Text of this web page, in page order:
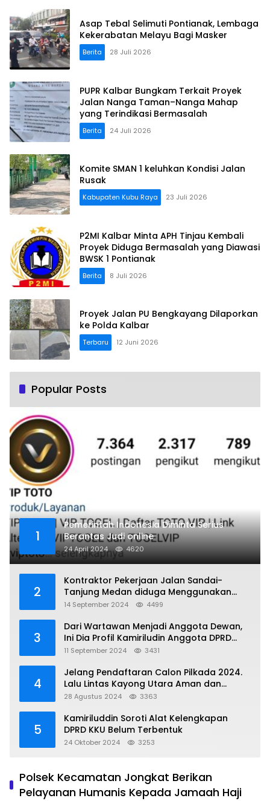
Asap Tebal Selimuti Pontianak, Lembaga
Kekerabatan Melayu Bagi Masker
Berita 28 Juli 2026
PUPR Kalbar Bungkam Terkait Proyek
Jalan Nanga Taman–Nanga Mahap
yang Terindikasi Bermasalah
Berita 24 Juli 2026
Komite SMAN 1 keluhkan Kondisi Jalan
Rusak
Kabupaten Kubu Raya 23 Juli 2026
P2MI Kalbar Minta APH Tinjau Kembali
Proyek Diduga Bermasalah yang Diawasi
BWSK 1 Pontianak
Berita 8 Juli 2026
Proyek Jalan PU Bengkayang Dilaporkan
ke Polda Kalbar
Terbaru 12 Juni 2026
Popular Posts
1
Pemerintah Indonesia Diminta Serius
Berantas Judi online
24 April 2024 4620
2
Kontraktor Pekerjaan Jalan Sandai-
Tanjung Medan diduga Menggunakan
Matrial Tanah tak Berizin Resmi
14 September 2024 4499
3
Dari Wartawan Menjadi Anggota Dewan,
Ini Dia Profil Kamiriludin Anggota DPRD
Dapil 1 KKU
11 September 2024 3431
4
Jelang Pendaftaran Calon Pilkada 2024.
Lalu Lintas Kayong Utara Aman dan
Kondusif
28 Agustus 2024 3363
5
Kamiriluddin Soroti Alat Kelengkapan
DPRD KKU Belum Terbentuk
24 Oktober 2024 3253
Polsek Kecamatan Jongkat Berikan
Pelayanan Humanis Kepada Jamaah Haji